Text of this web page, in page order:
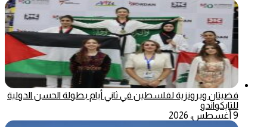
فضيتان وبرونزية لفلسطين في ثاني أيام بطولة الحسن الدولية
للتايكواندو
9 أغسطس، 2026